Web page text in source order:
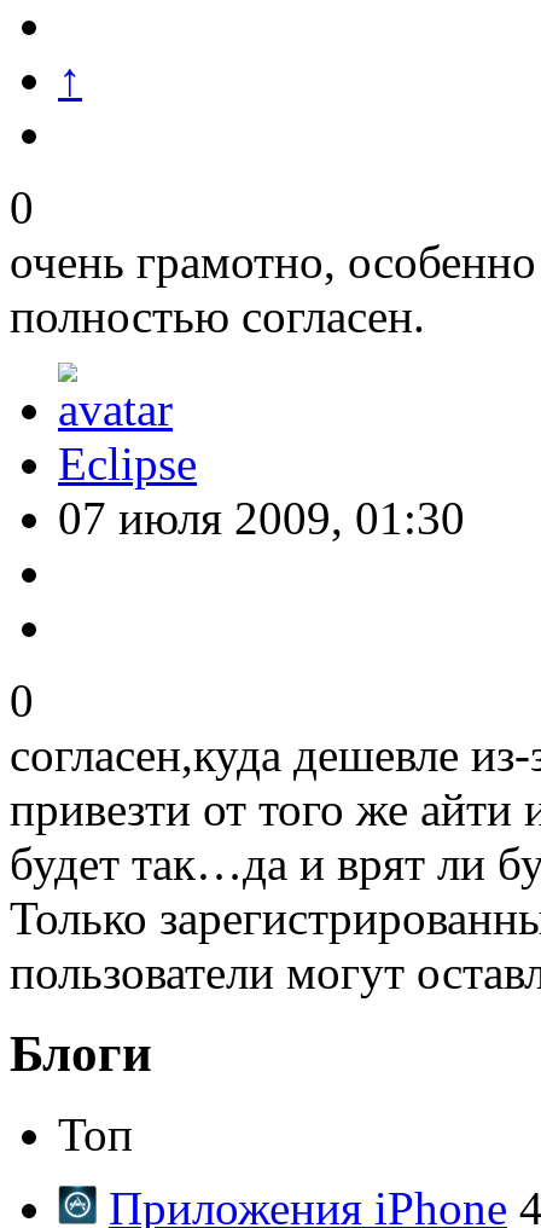
↑
0
очень грамотно,
полностью согласен.
Eclipse
07 июля 2009, 01:30
0
согласен,куда дешевле
привезти от того же
будет так…да и врят ли
Только
пользователи могут
Блоги
Топ
Приложения iPhone